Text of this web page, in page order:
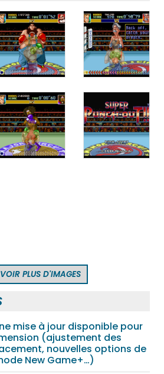
VOIR PLUS D'IMAGES
mise à jour disponible pour
(ajustement des
nouvelles options de
New Game+…)